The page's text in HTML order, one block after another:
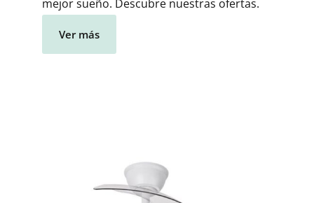
mejor sueño. Descubre nuestras ofertas.
Ver más